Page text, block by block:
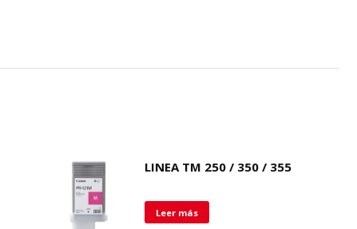
LINEA TM 250 / 350 / 355
Leer más